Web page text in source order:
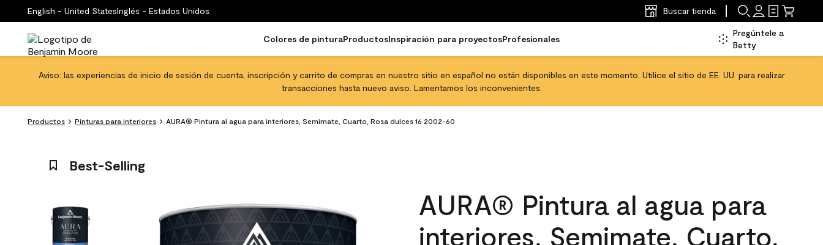
English - United StatesInglés - Estados Unidos Buscar tienda
Colores de pinturaProductosInspiración para proyectosProfesionales
Pregúntele a
Betty
Aviso: las experiencias de inicio de sesión de cuenta, inscripción y carrito de compras en nuestro sitio en español no están disponibles en este momento. Utilice el sitio de EE. UU. para realizar
transacciones hasta nuevo aviso. Lamentamos los inconvenientes.
Productos Pinturas para interiores AURA® Pintura al agua para interiores, Semimate, Cuarto, Rosa dulces 16 2002-60
Best-Selling
AURA® Pintura al agua para
interiores, Semimate, Cuarto,